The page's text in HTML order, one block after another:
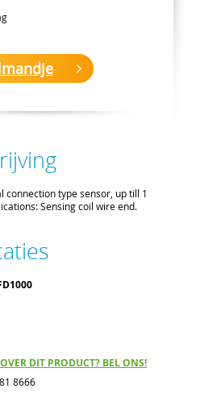
connection type sensor, up till 1
Sensing coil wire end.
DIT PRODUCT? BEL ONS!
8666